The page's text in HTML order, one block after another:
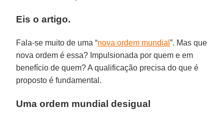
Eis o artigo.
Fala-se muito de uma “nova ordem mundial”. Mas que
nova ordem é essa? Impulsionada por quem e em
benefício de quem? A qualificação precisa do que é
proposto é fundamental.
Uma ordem mundial desigual